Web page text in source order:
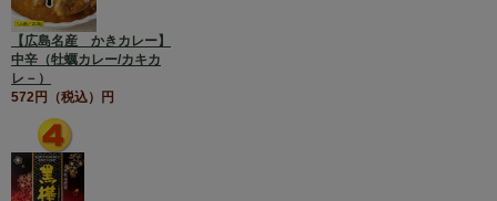
【広島名産 かきカレー】
中辛（牡蠣カレー/カキカ
レ－）
572円（税込）円